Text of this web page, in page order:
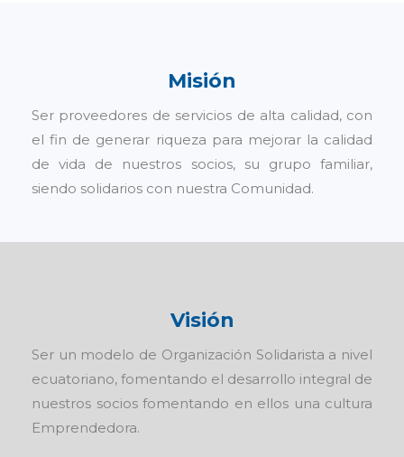
Misión
Ser proveedores de servicios de alta calidad, con
el fin de generar riqueza para mejorar la calidad
de vida de nuestros socios, su grupo familiar,
siendo solidarios con nuestra Comunidad.
Visión
Ser un modelo de Organización Solidarista a nivel
ecuatoriano, fomentando el desarrollo integral de
nuestros socios fomentando en ellos una cultura
Emprendedora.